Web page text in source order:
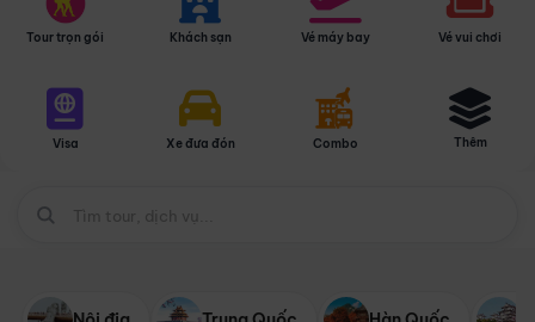
Tour trọn gói Khách sạn Vé máy bay Vé vui chơi
Visa Xe đưa đón Combo Thêm